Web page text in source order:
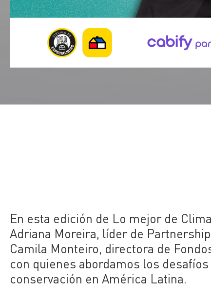
En esta edición de Lo mejor de
Adriana Moreira, líder de
Camila Monteiro, directora de
con quienes abordamos los
conservación en América Latina.